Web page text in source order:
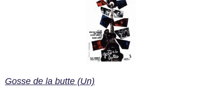
Gosse de la butte (Un)